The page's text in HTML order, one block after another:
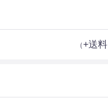
（+送料